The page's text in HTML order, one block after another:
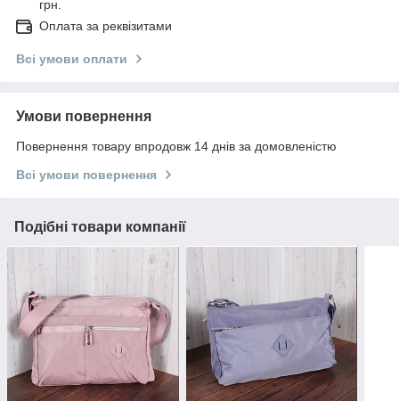
грн.
Оплата за реквізитами
Всі умови оплати
Умови повернення
Повернення товару впродовж 14 днів за домовленістю
Всі умови повернення
Подібні товари компанії